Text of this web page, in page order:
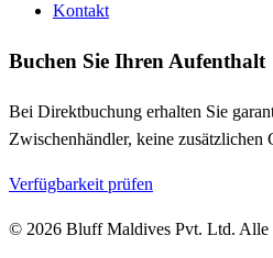
Kontakt
Buchen Sie Ihren Aufenthalt
Bei Direktbuchung erhalten Sie
Zwischenhändler, keine zusätzlichen
Verfügbarkeit prüfen
© 2026 Bluff Maldives Pvt. Ltd. Alle